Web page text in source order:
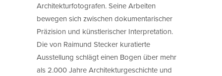
Architekturfotografen. Seine Arbeiten
bewegen sich zwischen dokumentarischer
Präzision und künstlerischer Interpretation.
Die von Raimund Stecker kuratierte
Ausstellung schlägt einen Bogen über mehr
als 2.000 Jahre Architekturgeschichte und